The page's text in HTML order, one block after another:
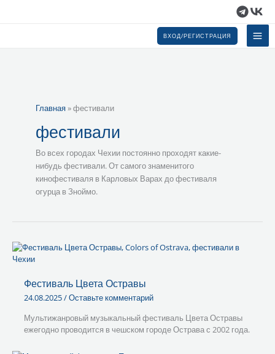
ВХОД/РЕГИСТРАЦИЯ
Главная»фестивали
фестивали
Во всех городах Чехии постоянно проходят какие-
нибудь фестивали. От самого знаменитого
кинофестиваля в Карловых Варах до фестиваля
огурца в Зноймо.
Фестиваль Цвета Остравы
24.08.2025/Оставьте комментарий
Мультижанровый музыкальный фестиваль Цвета Остравы
ежегодно проводится в чешском городе Острава с 2002 года.